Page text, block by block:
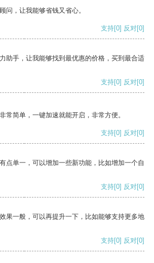
问，让我能够省钱又省心。
支持[0] 反对[0]
助手，让我能够找到最优惠的价格，买到最合适
支持[0] 反对[0]
常简单，一键加速就能开启，非常方便。
支持[0] 反对[0]
点单一，可以增加一些新功能，比如增加一个自
支持[0] 反对[0]
果一般，可以再提升一下，比如能够支持更多地
支持[0] 反对[0]